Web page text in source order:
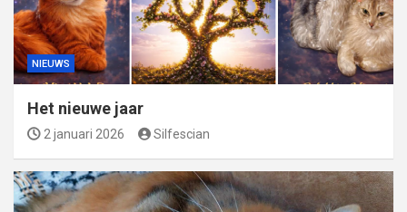
NIEUWS
Het nieuwe jaar
2 januari 2026 Silfescian